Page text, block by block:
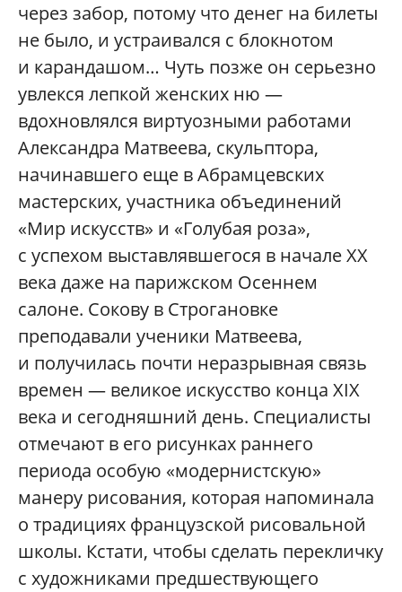
через забор, потому что денег на билеты
не было, и устраивался с блокнотом
и карандашом… Чуть позже он серьезно
увлекся лепкой женских ню —
вдохновлялся виртуозными работами
Александра Матвеева, скульптора,
начинавшего еще в Абрамцевских
мастерских, участника объединений
«Мир искусств» и «Голубая роза»,
с успехом выставлявшегося в начале ХХ
века даже на парижском Осеннем
салоне. Сокову в Строгановке
преподавали ученики Матвеева,
и получилась почти неразрывная связь
времен — великое искусство конца ХIХ
века и сегодняшний день. Специалисты
отмечают в его рисунках раннего
периода особую «модернистскую»
манеру рисования, которая напоминала
о традициях французской рисовальной
школы. Кстати, чтобы сделать перекличку
с художниками предшествующего